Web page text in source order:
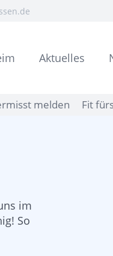
Aktuelles
melden Fit
im
So